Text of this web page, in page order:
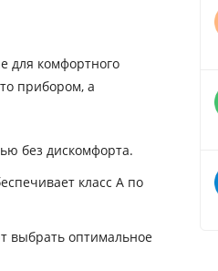
для комфортного
прибором, а
без дискомфорта.
класс A по
выбрать оптимальное